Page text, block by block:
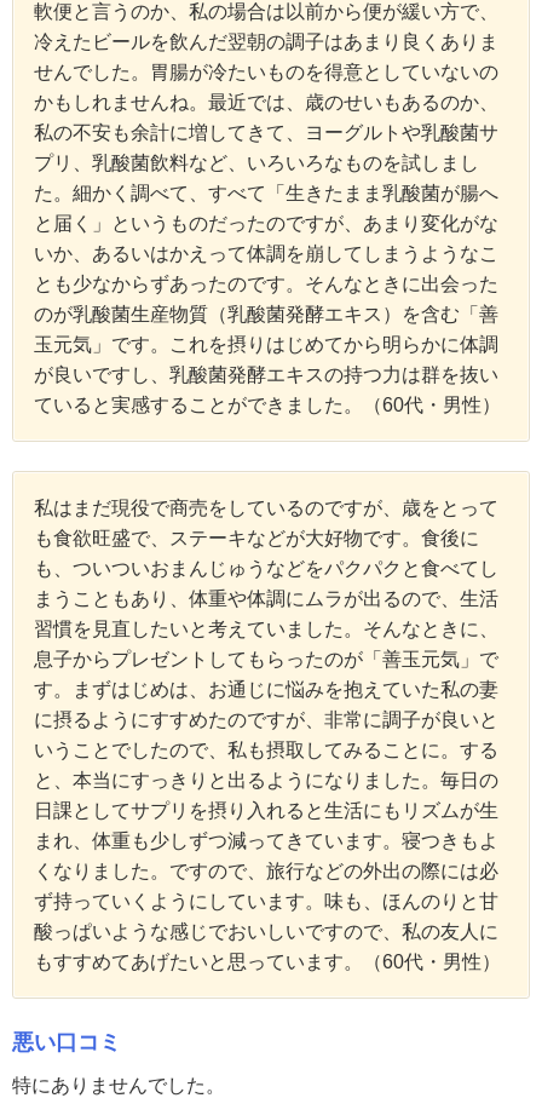
軟便と言うのか、私の場合は以前から便が緩い方で、
冷えたビールを飲んだ翌朝の調子はあまり良くありま
せんでした。胃腸が冷たいものを得意としていないの
かもしれませんね。最近では、歳のせいもあるのか、
私の不安も余計に増してきて、ヨーグルトや乳酸菌サ
プリ、乳酸菌飲料など、いろいろなものを試しまし
た。細かく調べて、すべて「生きたまま乳酸菌が腸へ
と届く」というものだったのですが、あまり変化がな
いか、あるいはかえって体調を崩してしまうようなこ
とも少なからずあったのです。そんなときに出会った
のが乳酸菌生産物質（乳酸菌発酵エキス）を含む「善
玉元気」です。これを摂りはじめてから明らかに体調
が良いですし、乳酸菌発酵エキスの持つ力は群を抜い
ていると実感することができました。（60代・男性）
私はまだ現役で商売をしているのですが、歳をとって
も食欲旺盛で、ステーキなどが大好物です。食後に
も、ついついおまんじゅうなどをパクパクと食べてし
まうこともあり、体重や体調にムラが出るので、生活
習慣を見直したいと考えていました。そんなときに、
息子からプレゼントしてもらったのが「善玉元気」で
す。まずはじめは、お通じに悩みを抱えていた私の妻
に摂るようにすすめたのですが、非常に調子が良いと
いうことでしたので、私も摂取してみることに。する
と、本当にすっきりと出るようになりました。毎日の
日課としてサプリを摂り入れると生活にもリズムが生
まれ、体重も少しずつ減ってきています。寝つきもよ
くなりました。ですので、旅行などの外出の際には必
ず持っていくようにしています。味も、ほんのりと甘
酸っぱいような感じでおいしいですので、私の友人に
もすすめてあげたいと思っています。（60代・男性）
悪い口コミ
特にありませんでした。